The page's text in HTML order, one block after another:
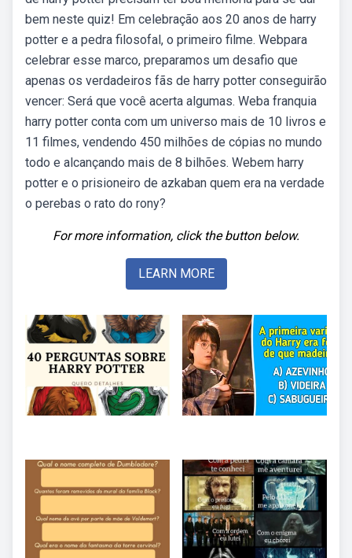
bem neste quiz! Em celebração aos 20 anos de harry
potter e a pedra filosofal, o primeiro filme. Webpara
celebrar esse marco, preparamos um desafio que
apenas os verdadeiros fãs de harry potter conseguirão
vencer: Será que você acerta algumas. Weba franquia
harry potter conta com um universo mais de 10 livros e
11 filmes, vendendo 450 milhões de cópias no mundo
todo e alcançando mais de 8 bilhões. Webem harry
potter e o prisioneiro de azkaban quem era na verdade
o perebas o rato do rony?
For more information, click the button below.
LEARN MORE